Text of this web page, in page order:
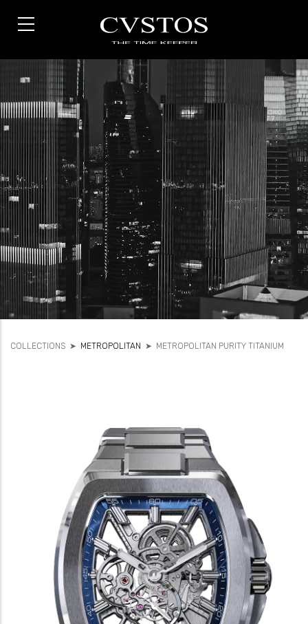
zum
COLLECTIONS ➤ METROPOLITAN ➤ METROPOLITAN PURITY TITANIUM